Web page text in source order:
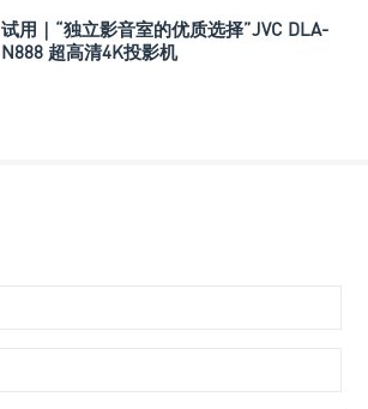
试用｜“独立影音室的优质选择”JVC DLA-
N888 超高清4K投影机